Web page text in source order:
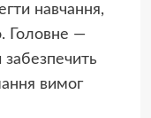
навчання,
Головне —
забезпечить
вимог